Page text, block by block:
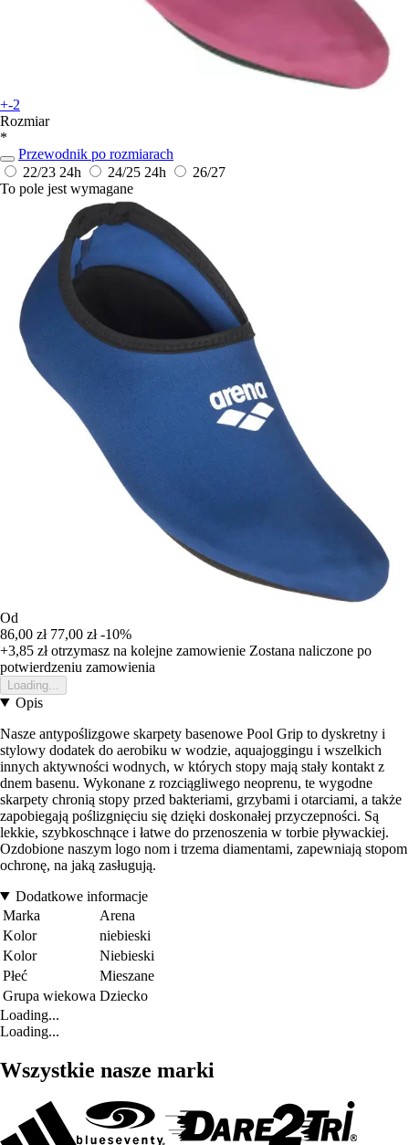
+-2
Rozmiar
*
Przewodnik po rozmiarach
22/23 24h 24/25 24h
26/27
To pole jest wymagane
Od
86,00 zł 77,00 zł -10%
+3,85 złotrzymasz na kolejne zamowienie Zostana naliczone po
potwierdzeniu zamowienia
Loading...
Opis
Nasze antypoślizgowe skarpety basenowe Pool Grip to dyskretny i
stylowy dodatek do aerobiku w wodzie, aquajoggingu i wszelkich
innych aktywności wodnych, w których stopy mają stały kontakt z
dnem basenu. Wykonane z rozciągliwego neoprenu, te wygodne
skarpety chronią stopy przed bakteriami, grzybami i otarciami, a także
zapobiegają poślizgnięciu się dzięki doskonałej przyczepności. Są
lekkie, szybkoschnące i łatwe do przenoszenia w torbie pływackiej.
Ozdobione naszym logo nom i trzema diamentami, zapewniają stopom
ochronę, na jaką zasługują.
Dodatkowe informacje
Marka
Arena
Kolor
niebieski
Kolor
Niebieski
Płeć
Mieszane
Grupa wiekowa Dziecko
Loading...
Loading...
Wszystkie nasze marki